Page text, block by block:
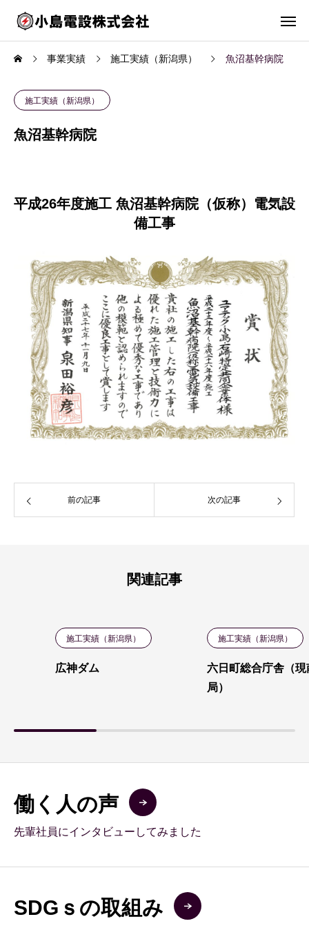
事業実績 施工実績（新潟県） 魚沼基幹病院
施工実績（新潟県）
魚沼基幹病院
平成26年度施工 魚沼基幹病院（仮称）電気設
備工事
前の記事 次の記事
関連記事
施工実績（新潟県）
広神ダム
施工実績（新潟県）
六日町総合庁舎（
局）
働く人の声
先輩社員にインタビューしてみました
SDGｓの取組み